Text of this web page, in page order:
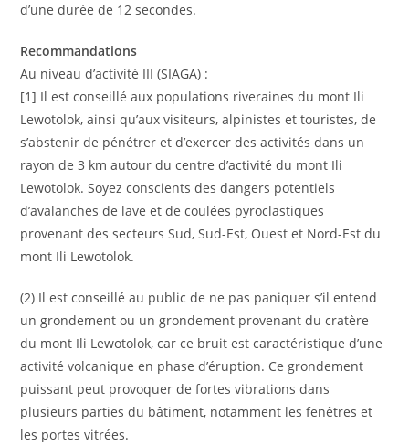
d’une durée de 12 secondes.
Recommandations
Au niveau d’activité III (SIAGA) :
[1] Il est conseillé aux populations riveraines du mont Ili
Lewotolok, ainsi qu’aux visiteurs, alpinistes et touristes, de
s’abstenir de pénétrer et d’exercer des activités dans un
rayon de 3 km autour du centre d’activité du mont Ili
Lewotolok. Soyez conscients des dangers potentiels
d’avalanches de lave et de coulées pyroclastiques
provenant des secteurs Sud, Sud-Est, Ouest et Nord-Est du
mont Ili Lewotolok.
(2) Il est conseillé au public de ne pas paniquer s’il entend
un grondement ou un grondement provenant du cratère
du mont Ili Lewotolok, car ce bruit est caractéristique d’une
activité volcanique en phase d’éruption. Ce grondement
puissant peut provoquer de fortes vibrations dans
plusieurs parties du bâtiment, notamment les fenêtres et
les portes vitrées.